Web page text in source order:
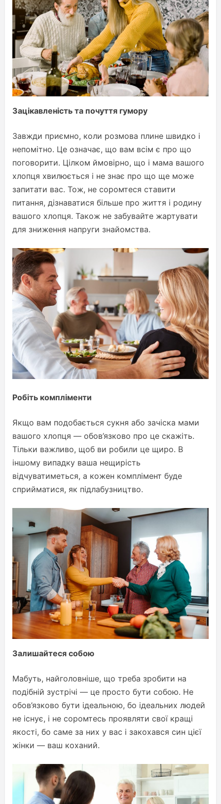
Зацікавленість та почуття гумору
Завжди приємно, коли розмова плине швидко і
непомітно. Це означає, що вам всім є про що
поговорити. Цілком ймовірно, що і мама вашого
хлопця хвилюється і не знає про що ще може
запитати вас. Тож, не соромтеся ставити
питання, дізнаватися більше про життя і родину
вашого хлопця. Також не забувайте жартувати
для зниження напруги знайомства.
Робіть компліменти
Якщо вам подобається сукня або зачіска мами
вашого хлопця — обов’язково про це скажіть.
Тільки важливо, щоб ви робили це щиро. В
іншому випадку ваша нещирість
відчуватиметься, а кожен комплімент буде
сприйматися, як підлабузництво.
Залишайтеся собою
Мабуть, найголовніше, що треба зробити на
подібній зустрічі — це просто бути собою. Не
обов’язково бути ідеальною, бо ідеальних людей
не існує, і не соромтесь проявляти свої кращі
якості, бо саме за них у вас і закохався син цієї
жінки — ваш коханий.